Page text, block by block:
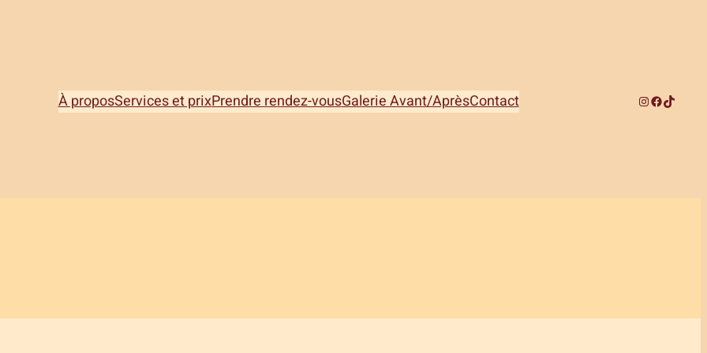
À proposServices et prixPrendre rendez-vousGalerie Avant/AprèsContact Instagram
Facebook
TikTok